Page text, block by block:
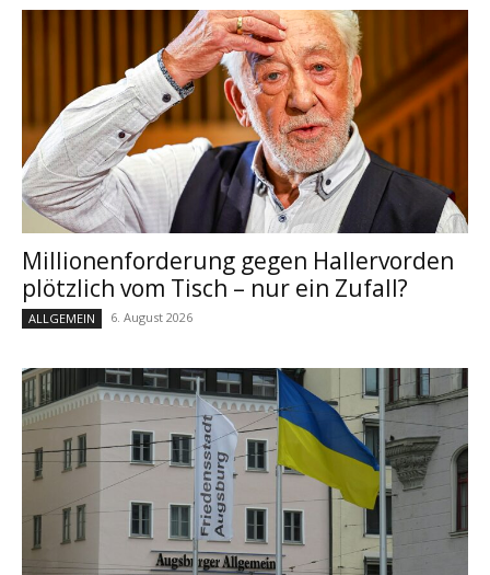
Millionenforderung gegen Hallervorden
plötzlich vom Tisch – nur ein Zufall?
ALLGEMEIN 6. August 2026